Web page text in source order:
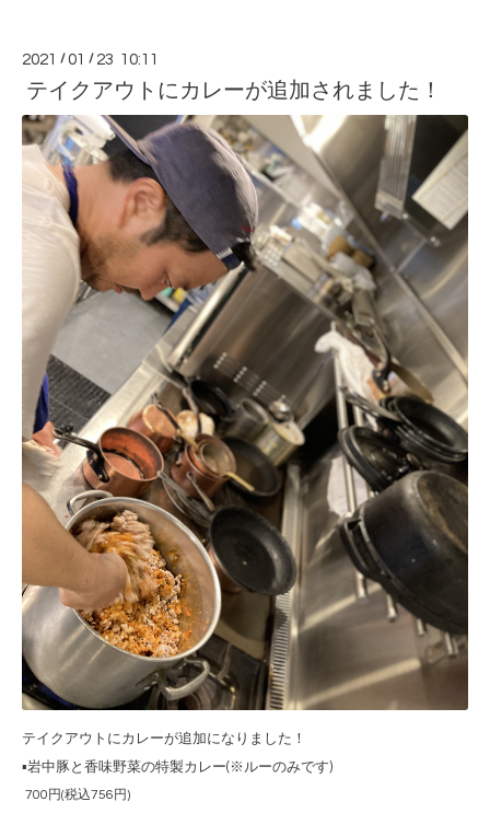
2021 /01 / 23 10:11
テイクアウトにカレーが追加されました！
テイクアウトにカレーが追加になりました！
▪️岩中豚と香味野菜の特製カレー(※ルーのみです)
700円(税込756円)